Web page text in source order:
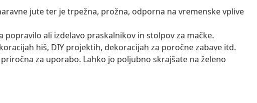
jute ter je trpežna, prožna, odporna na vremenske vplive
popravilo ali izdelavo praskalnikov in stolpov za mačke.
hiš, DIY projektih, dekoracijah za poročne zabave itd.
za uporabo. Lahko jo poljubno skrajšate na želeno